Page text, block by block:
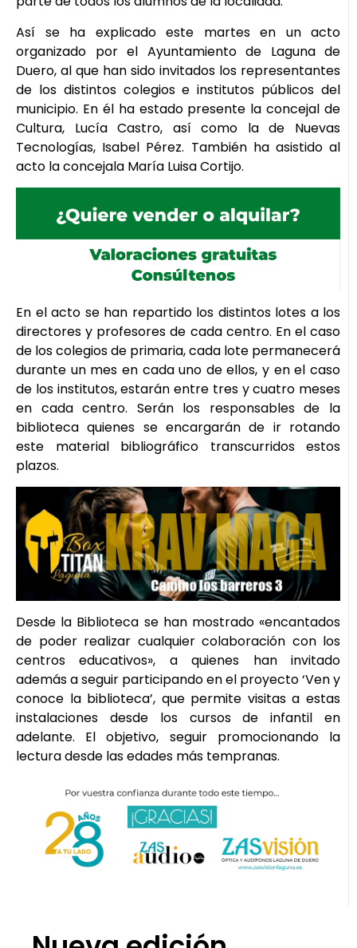
Así se ha explicado este martes en un acto
organizado por el Ayuntamiento de Laguna de
Duero, al que han sido invitados los representantes
de los distintos colegios e institutos públicos del
municipio. En él ha estado presente la concejal de
Cultura, Lucía Castro, así como la de Nuevas
Tecnologías, Isabel Pérez. También ha asistido al
acto la concejala María Luisa Cortijo.
En el acto se han repartido los distintos lotes a los
directores y profesores de cada centro. En el caso
de los colegios de primaria, cada lote permanecerá
durante un mes en cada uno de ellos, y en el caso
de los institutos, estarán entre tres y cuatro meses
en cada centro. Serán los responsables de la
biblioteca quienes se encargarán de ir rotando
este material bibliográfico transcurridos estos
plazos.
Desde la Biblioteca se han mostrado «encantados
de poder realizar cualquier colaboración con los
centros educativos», a quienes han invitado
además a seguir participando en el proyecto ‘Ven y
conoce la biblioteca’, que permite visitas a estas
instalaciones desde los cursos de infantil en
adelante. El objetivo, seguir promocionando la
lectura desde las edades más tempranas.